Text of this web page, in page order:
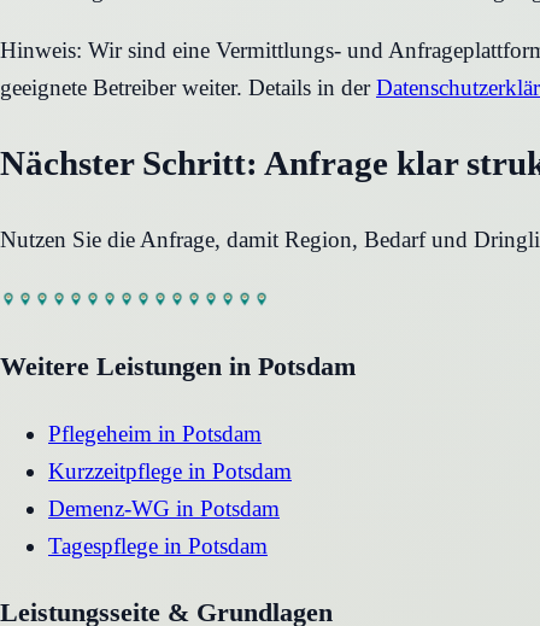
Hinweis: Wir sind eine Vermittlungs- und
geeignete Betreiber weiter. Details in der
Nächster Schritt: Anfrage klar
Nutzen Sie die Anfrage, damit Region, Bedarf und
Weitere Leistungen in Potsdam
Pflegeheim in Potsdam
Kurzzeitpflege in Potsdam
Demenz-WG in Potsdam
Tagespflege in Potsdam
Leistungsseite & Grundlagen